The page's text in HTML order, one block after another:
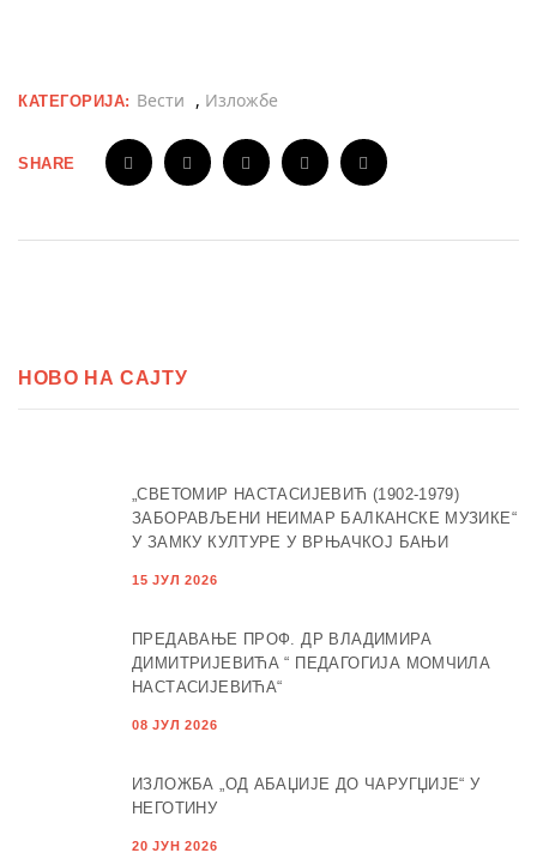
КАТЕГОРИЈА: Вести , Изложбе
SHARE
НОВО НА САЈТУ
„СВЕТОМИР НАСТАСИЈЕВИЋ (1902-1979)
ЗАБОРАВЉЕНИ НЕИМАР БАЛКАНСКЕ МУЗИКЕ“
У ЗАМКУ КУЛТУРЕ У ВРЊАЧКОЈ БАЊИ
15 ЈУЛ 2026
ПРЕДАВАЊЕ ПРОФ. ДР ВЛАДИМИРА
ДИМИТРИЈЕВИЋА “ ПЕДАГОГИЈА МОМЧИЛА
НАСТАСИЈЕВИЋА“
08 ЈУЛ 2026
ИЗЛОЖБА „ОД АБАЏИЈЕ ДО ЧАРУГЏИЈЕ“ У
НЕГОТИНУ
20 ЈУН 2026